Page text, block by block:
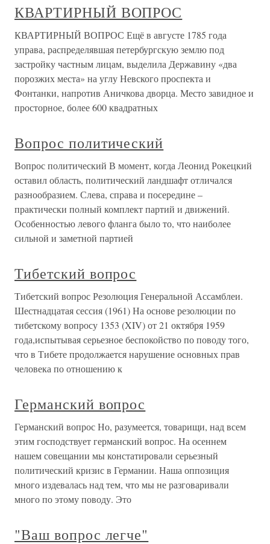
КВАРТИРНЫЙ ВОПРОС
КВАРТИРНЫЙ ВОПРОС Ещё в августе 1785 года
управа, распределявшая петербургскую землю под
застройку частным лицам, выделила Державину «два
порозжих места» на углу Невского проспекта и
Фонтанки, напротив Аничкова дворца. Место завидное и
просторное, более 600 квадратных
Вопрос политический
Вопрос политический В момент, когда Леонид Рокецкий
оставил область, политический ландшафт отличался
разнообразием. Слева, справа и посередине –
практически полный комплект партий и движений.
Особенностью левого фланга было то, что наиболее
сильной и заметной партией
Тибетский вопрос
Тибетский вопрос Резолюция Генеральной Ассамблеи.
Шестнадцатая сессия (1961) На основе резолюции по
тибетскому вопросу 1353 (XIV) от 21 октября 1959
года,испытывая серьезное беспокойство по поводу того,
что в Тибете продолжается нарушение основных прав
человека по отношению к
Германский вопрос
Германский вопрос Но, разумеется, товарищи, над всем
этим господствует германский вопрос. На осеннем
нашем совещании мы констатировали серьезный
политический кризис в Германии. Наша оппозиция
много издевалась над тем, что мы не разговаривали
много по этому поводу. Это
"Ваш вопрос легче"